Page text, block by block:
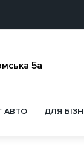
АВТО ДЛЯ